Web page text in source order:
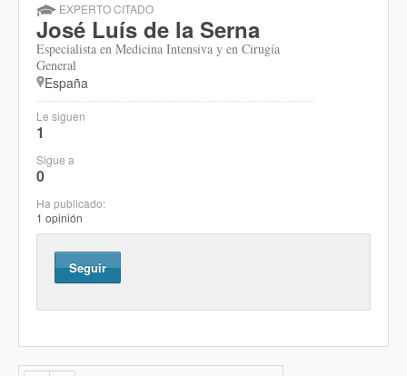
EXPERTO CITADO
José Luís de la Serna
Especialista en Medicina Intensiva y en Cirugía
General
España
Le siguen
1
Sigue a
0
Ha publicado:
1 opinión
Seguir